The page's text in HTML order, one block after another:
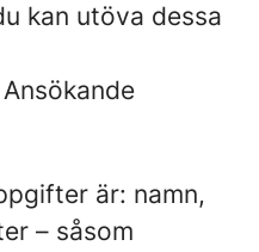
kan utöva dessa
är: namn,
– såsom